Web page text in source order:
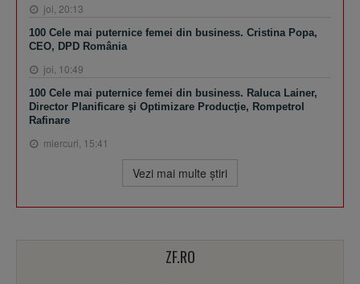
joi, 20:13
100 Cele mai puternice femei din business. Cristina Popa,
CEO, DPD România
joi, 10:49
100 Cele mai puternice femei din business. Raluca Lainer,
Director Planificare şi Optimizare Producţie, Rompetrol
Rafinare
miercuri, 15:41
Vezi mai multe ştiri
ZF.RO